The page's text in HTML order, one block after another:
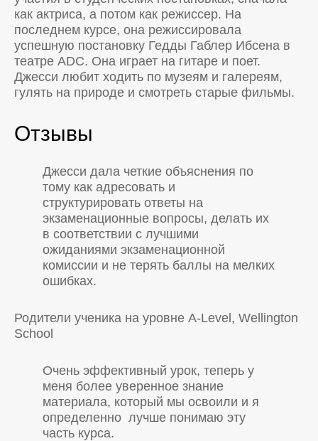
как актриса, а потом как режиссер. На
последнем курсе, она режиссировала
успешную постановку Гедды Габлер Ибсена в
театре ADC. Она играет на гитаре и поет.
Джесси любит ходить по музеям и галереям,
гулять на природе и смотреть старые фильмы.
Отзывы
Джесси дала четкие объяснения по
тому как адресовать и
структурировать ответы на
экзаменационные вопросы, делать их
в соответствии с лучшими
ожиданиями экзаменационной
комиссии и не терять баллы на мелких
ошибках.
Родители ученика на уровне A-Level, Wellington
School
Очень эффективный урок, теперь у
меня более уверенное знание
материала, который мы освоили и я
определенно лучше понимаю эту
часть курса.